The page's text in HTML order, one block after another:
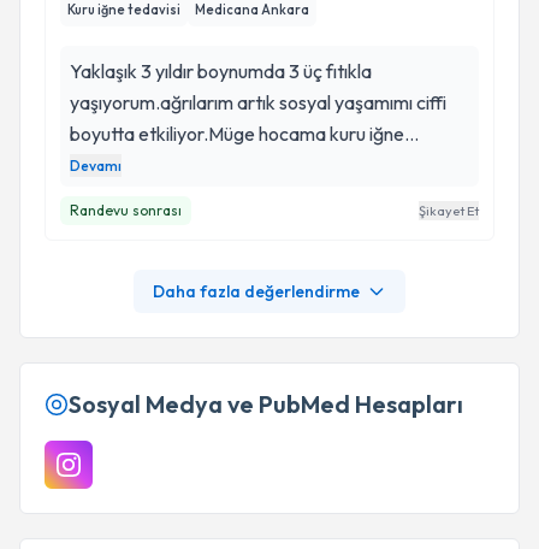
Kuru iğne tedavisi Medicana Ankara
Yaklaşık 3 yıldır boynumda 3 üç fıtıkla
yaşıyorum.ağrılarım artık sosyal yaşamımı ciffi
boyutta etkiliyor.Müge hocama kuru iğne
yaptırdım belli aralıklarla ziyaret ederek düzenli
Devamı
Randevu sonrası Şikayet Et
Daha fazla değerlendirme
Sosyal Medya ve PubMed Hesapları